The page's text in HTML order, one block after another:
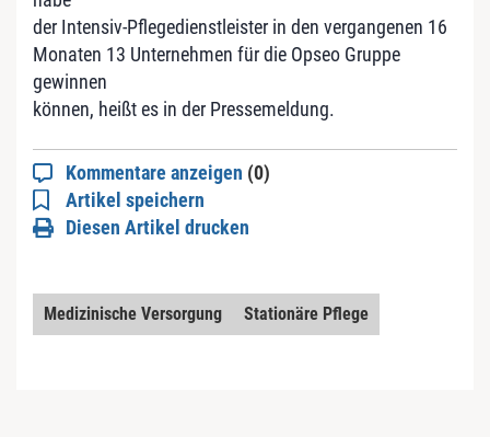
der Intensiv-Pflegedienstleister in den vergangenen 16
Monaten 13 Unternehmen für die Opseo Gruppe
gewinnen
können, heißt es in der Pressemeldung.
Kommentare anzeigen (0)
Artikel speichern
Diesen Artikel drucken
Medizinische Versorgung Stationäre Pflege